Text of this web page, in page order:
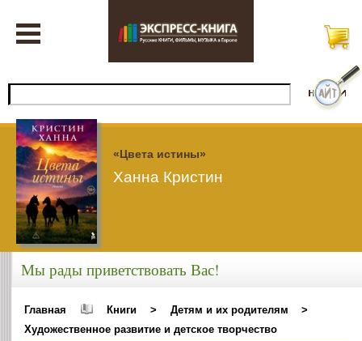
«Цвета истины»
Ханна Кристин
Мы рады приветствовать Вас!
Главная Книги > Детям и их родителям
>
Художественное развитие и детское творчество